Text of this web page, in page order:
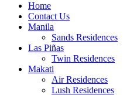
Home
Contact Us
Manila
Sands Residences
Las Piñas
Twin Residences
Makati
Air Residences
Lush Residences